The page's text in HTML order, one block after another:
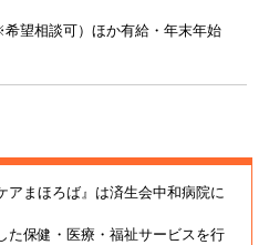
望相談可）ほか有給・年末年始
アまほろば』は済生会中和病院に
た保健・医療・福祉サービスを行